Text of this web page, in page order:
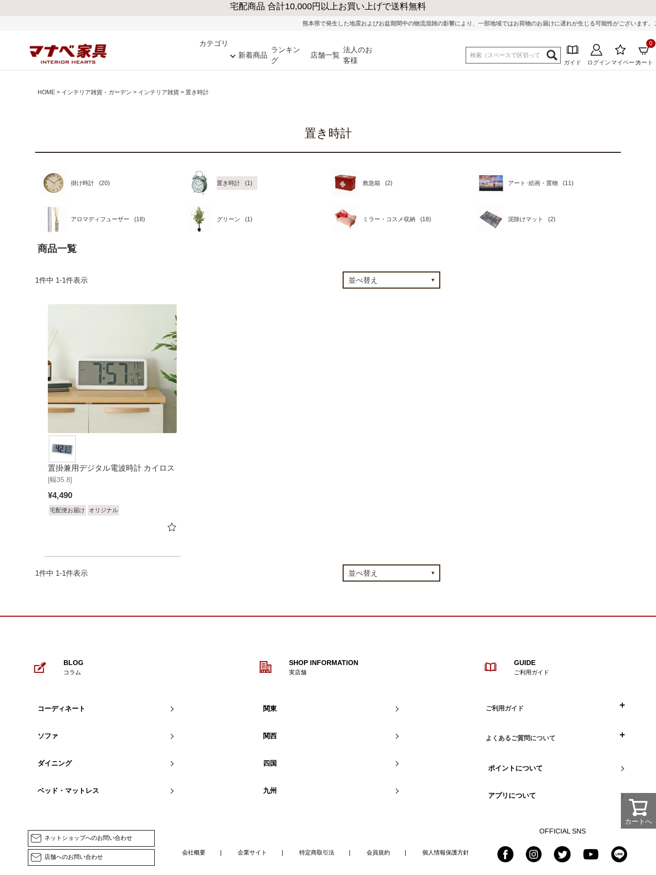
熊本県で発生した地震およびお盆期間中の物流混雑の影響により、一部地域ではお荷物のお届けに遅れが生じる可能性がございます。ご迷惑
カテゴリ
新着商品
ランキン
グ
店舗一覧
法人のお
客様
ガイド ログイン マイページカート
0
HOME インテリア雑貨・ガーデン インテリア雑貨 置き時計
置き時計
掛け時計 置き時計 救急箱 アート･絵画・置物
アロマディフューザー グリーン ミラー・コスメ収納 泥除けマット
商品一覧
1件中 1-1件表示
[幅35.8]
置掛兼用デジタル電波時計 カイロス
¥4,490
宅配便お届け オリジナル
1件中 1-1件表示
カートへ
BLOG
コラム
コーディネート
ソファ
ダイニング
ベッド・マットレス
SHOP INFORMATION
実店舗
関東
関西
四国
九州
GUIDE
ご利用ガイド
ご利用ガイド
よくあるご質問について
ポイントについて
アプリについて
ネットショップへのお問い合わせ
店舗へのお問い合わせ
会社概要 企業サイト 特定商取引法 会員規約 個人情報保護方針
OFFICIAL SNS